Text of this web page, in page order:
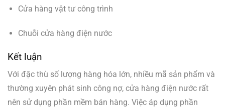
Cửa hàng vật tư công trình
Chuỗi cửa hàng điện nước
Kết luận
Với đặc thù số lượng hàng hóa lớn, nhiều mã sản phẩm và
thường xuyên phát sinh công nợ, cửa hàng điện nước rất
nên sử dụng phần mềm bán hàng. Việc áp dụng phần